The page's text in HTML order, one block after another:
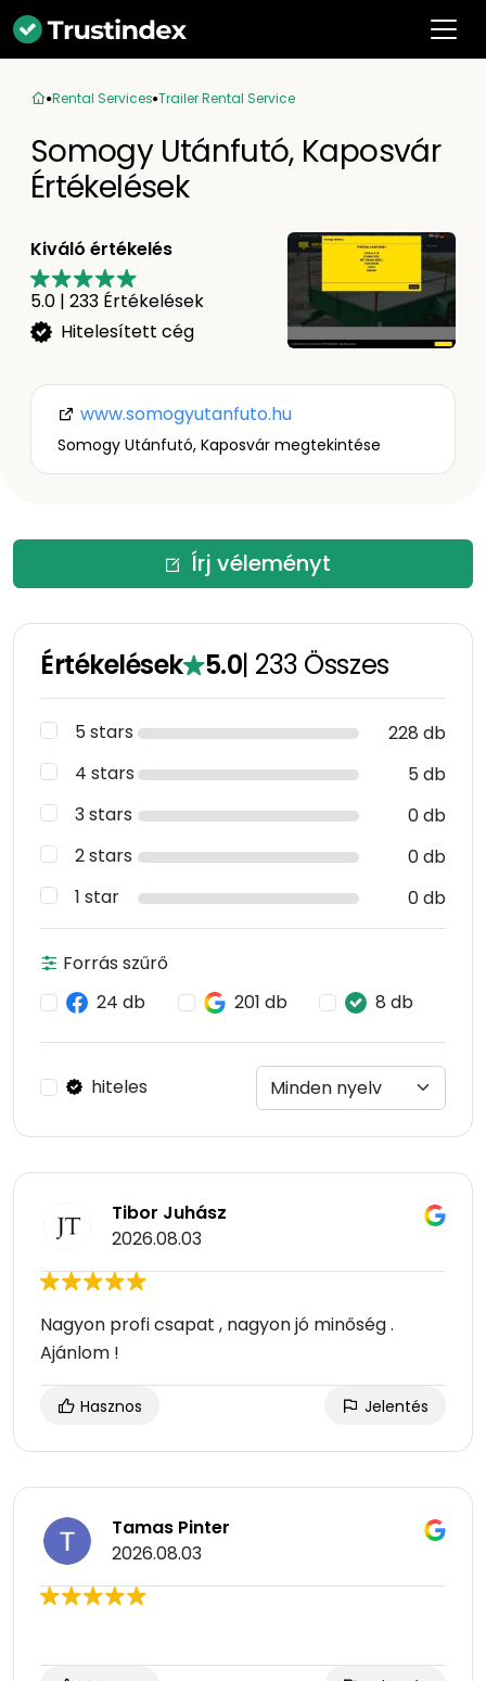
Rental Services Trailer Rental Service
Somogy Utánfutó, Kaposvár
Értékelések
Kiváló értékelés
5.0 | 233 Értékelések
Hitelesített cég
www.somogyutanfuto.hu
Somogy Utánfutó, Kaposvár megtekintése
Írj véleményt
Értékelések 5.0| 233 Összes
5 stars
228 db
4 stars
5 db
3 stars
0 db
2 stars
0 db
1 star
0 db
Forrás szűrő
24 db
201 db 8 db
hiteles
Tibor Juhász
2026.08.03
Nagyon profi csapat , nagyon jó minőség .
Ajánlom !
Hasznos Jelentés
Tamas Pinter
2026.08.03